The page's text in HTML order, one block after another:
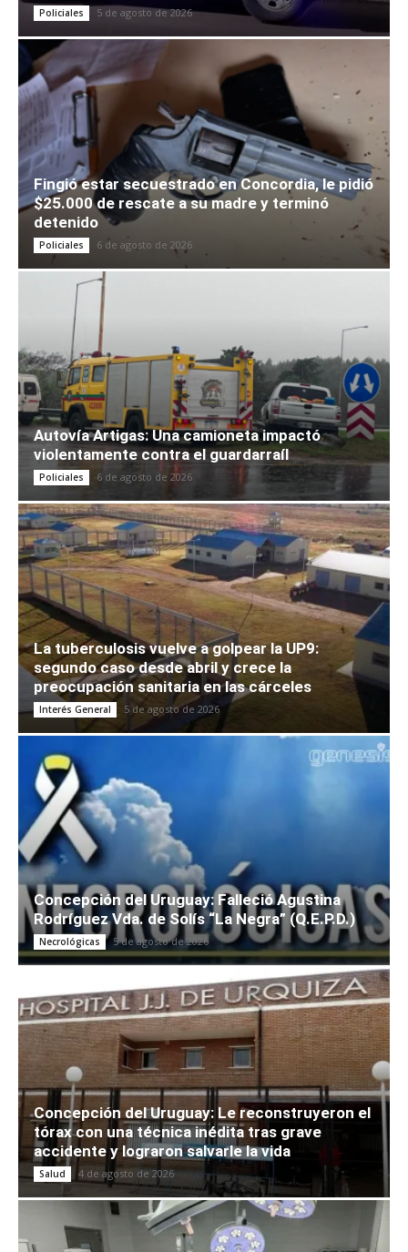
Policiales 5 de agosto de 2026
Fingió estar secuestrado en Concordia, le pidió
$25.000 de rescate a su madre y terminó
detenido
Policiales 6 de agosto de 2026
Autovía Artigas: Una camioneta impactó
violentamente contra el guardarraíl
Policiales 6 de agosto de 2026
La tuberculosis vuelve a golpear la UP9:
segundo caso desde abril y crece la
preocupación sanitaria en las cárceles
Interés General 5 de agosto de 2026
Concepción del Uruguay: Falleció Agustina
Rodríguez Vda. de Solís “La Negra” (Q.E.P.D.)
Necrológicas 5 de agosto de 2026
Concepción del Uruguay: Le reconstruyeron el
tórax con una técnica inédita tras grave
accidente y lograron salvarle la vida
Salud 4 de agosto de 2026